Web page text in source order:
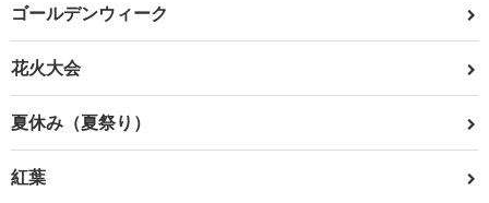
ゴールデンウィーク
花火大会
夏休み（夏祭り）
紅葉